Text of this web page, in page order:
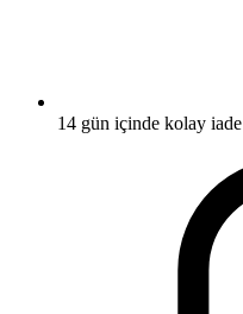
14 gün içinde kolay iade